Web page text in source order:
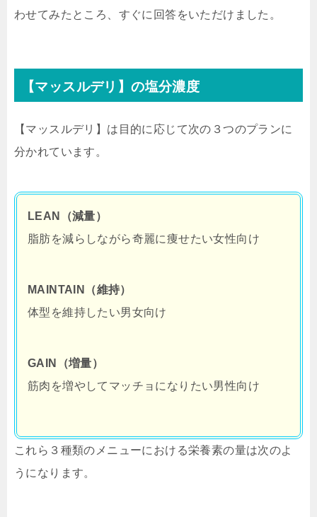
わせてみたところ、すぐに回答をいただけました。
【マッスルデリ】の塩分濃度
【マッスルデリ】は目的に応じて次の３つのプランに
分かれています。
LEAN（減量）
脂肪を減らしながら奇麗に痩せたい女性向け
MAINTAIN（維持）
体型を維持したい男女向け
GAIN（増量）
筋肉を増やしてマッチョになりたい男性向け
これら３種類のメニューにおける栄養素の量は次のよ
うになります。